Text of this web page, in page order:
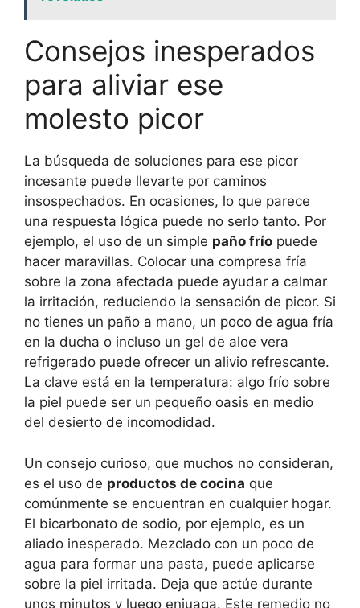
Consejos inesperados
para aliviar ese
molesto picor
La búsqueda de soluciones para ese picor
incesante puede llevarte por caminos
insospechados. En ocasiones, lo que parece
una respuesta lógica puede no serlo tanto. Por
ejemplo, el uso de un simple paño frío puede
hacer maravillas. Colocar una compresa fría
sobre la zona afectada puede ayudar a calmar
la irritación, reduciendo la sensación de picor. Si
no tienes un paño a mano, un poco de agua fría
en la ducha o incluso un gel de aloe vera
refrigerado puede ofrecer un alivio refrescante.
La clave está en la temperatura: algo frío sobre
la piel puede ser un pequeño oasis en medio
del desierto de incomodidad.
Un consejo curioso, que muchos no consideran,
es el uso de productos de cocina que
comúnmente se encuentran en cualquier hogar.
El bicarbonato de sodio, por ejemplo, es un
aliado inesperado. Mezclado con un poco de
agua para formar una pasta, puede aplicarse
sobre la piel irritada. Deja que actúe durante
unos minutos y luego enjuaga. Este remedio no